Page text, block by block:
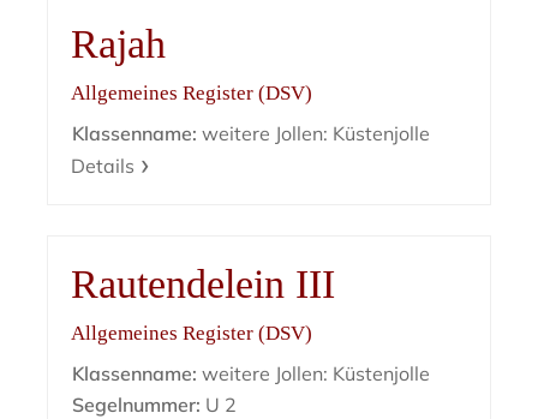
Rajah
Allgemeines Register (DSV)
Klassenname: weitere Jollen: Küstenjolle
Details
Rautendelein III
Allgemeines Register (DSV)
Klassenname: weitere Jollen: Küstenjolle
Segelnummer: U 2